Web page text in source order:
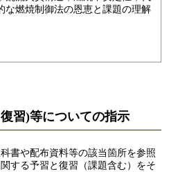
な燃焼制御法の恩恵と課題の理解
習)等についての指示
書や配布資料等の該当箇所を参照
する予習と復習（課題含む）をそ